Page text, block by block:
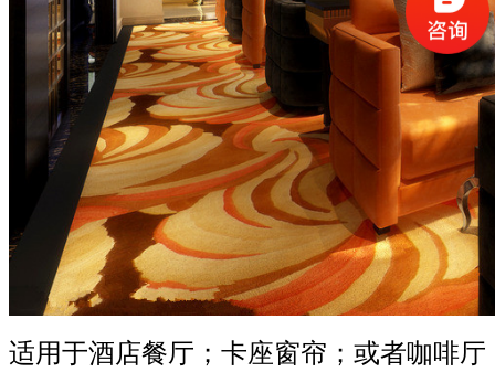
适用于酒店餐厅；卡座窗帘；或者咖啡厅